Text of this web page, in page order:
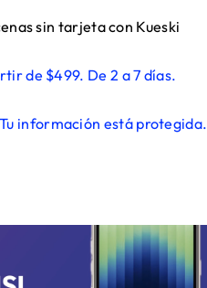
sin tarjeta con Kueski
de $499. De 2 a 7 días.
información está protegida.